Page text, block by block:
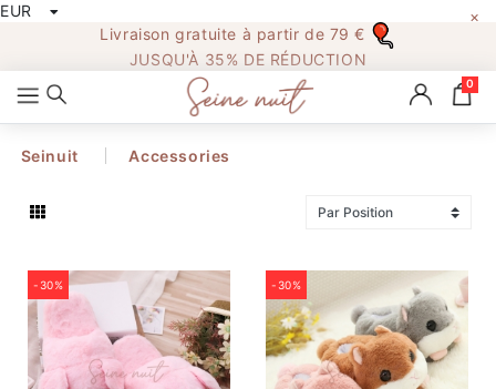
EUR
Livraison gratuite à partir de 79 €
JUSQU'À 35% DE RÉDUCTION
×
0
Categories
PYJAMA HOMME
PYJAMA NOEL
Seinuit Accessories
-30% -30%